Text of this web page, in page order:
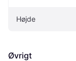
Højde
Øvrigt